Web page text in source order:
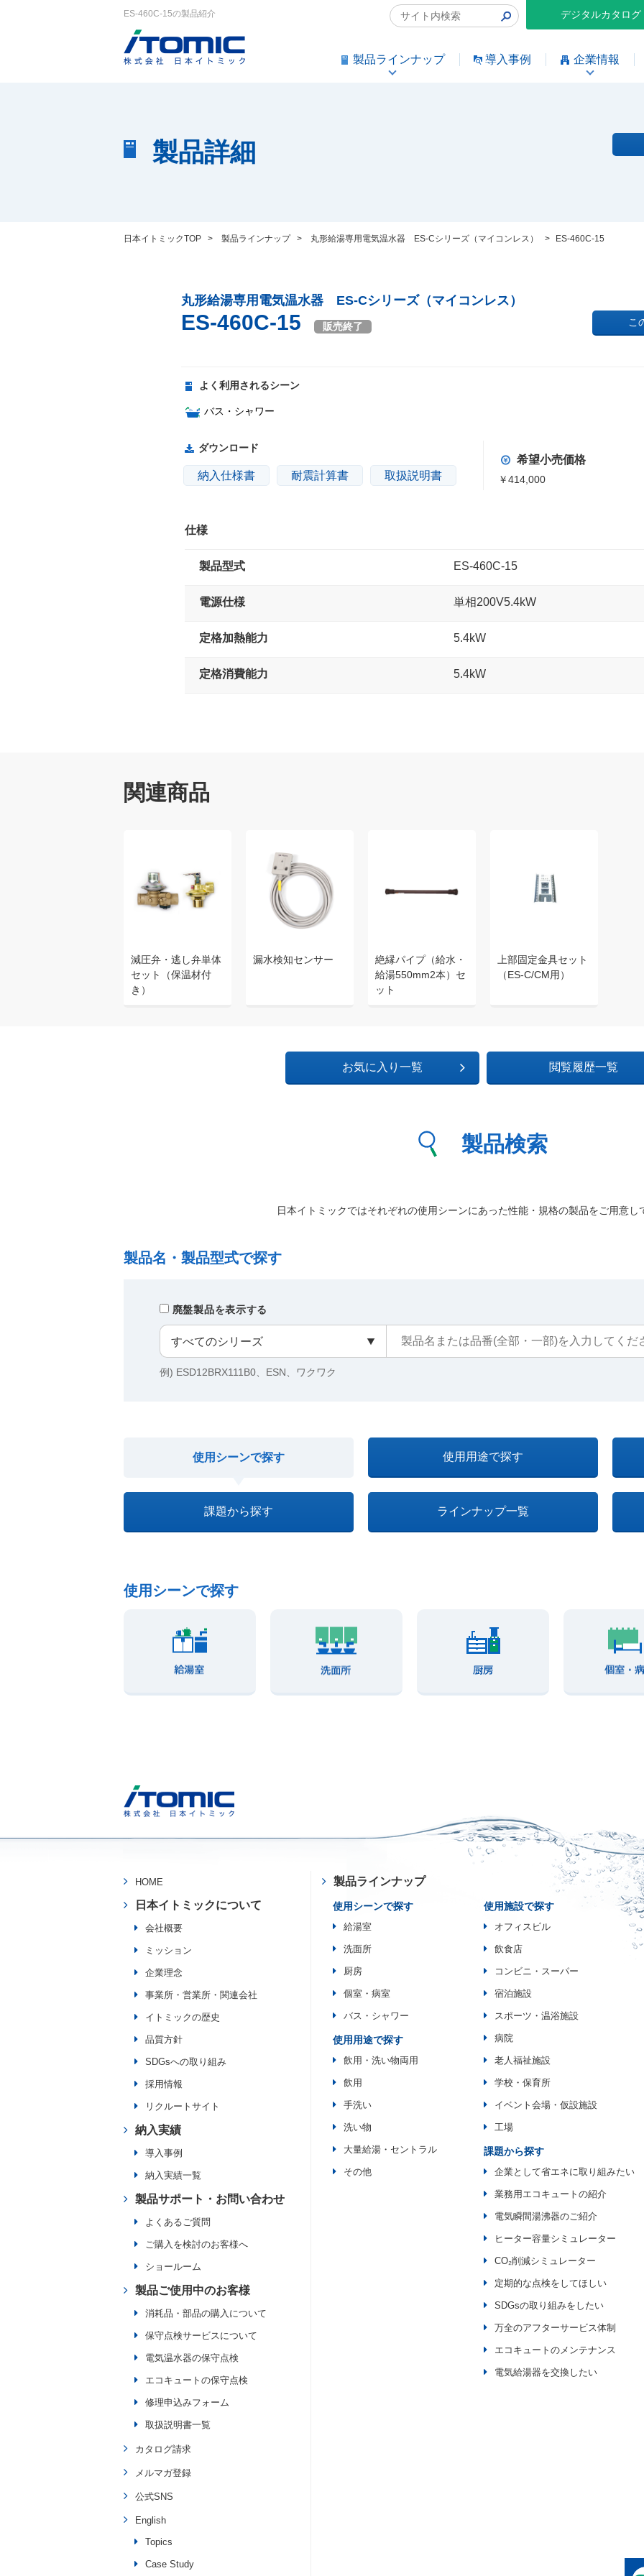
デジタルカタログ
ES-460C-15の製品紹介
製品ラインナップ 導入事例 企業情報
製品詳細
日本イトミックTOP > 製品ラインナップ > 丸形給湯専用電気温水器 ES-Cシリーズ（マイコンレス） > ES-460C-15
丸形給湯専用電気温水器 ES-Cシリーズ（マイコンレス）
ES-460C-15 販売終了 こ
よく利用されるシーン
バス・シャワー
ダウンロード
納入仕様書 耐震計算書 取扱説明書
希望小売価格
￥414,000
仕様
製品型式 ES-460C-15
電源仕様 単相200V5.4kW
定格加熱能力 5.4kW
定格消費能力 5.4kW
関連商品
減圧弁・逃し弁単体
セット（保温材付
き）
漏水検知センサー
絶縁パイプ（給水・
給湯550mm2本）セ
ット
上部固定金具セット
（ES-C/CM用）
お気に入り一覧 閲覧履歴一覧
製品検索
日本イトミックではそれぞれの使用シーンにあった性能・規格の製品をご用意し
製品名・製品型式で探す
廃盤製品を表示する
例) ESD12BRX111B0、ESN、ワクワク
使用シーンで探す 使用用途で探す
課題から探す ラインナップ一覧
使用シーンで探す
HOME
日本イトミックについて
会社概要
ミッション
企業理念
事業所・営業所・関連会社
イトミックの歴史
品質方針
SDGsへの取り組み
採用情報
リクルートサイト
納入実績
導入事例
納入実績一覧
製品サポート・お問い合わせ
よくあるご質問
ご購入を検討のお客様へ
ショールーム
製品ご使用中のお客様
消耗品・部品の購入について
保守点検サービスについて
電気温水器の保守点検
エコキュートの保守点検
修理申込みフォーム
取扱説明書一覧
カタログ請求
メルマガ登録
公式SNS
English
Topics
Case Study
製品ラインナップ
使用シーンで探す
給湯室
洗面所
厨房
個室・病室
バス・シャワー
使用用途で探す
飲用・洗い物両用
飲用
手洗い
洗い物
大量給湯・セントラル
その他
使用施設で探す
オフィスビル
飲食店
コンビニ・スーパー
宿泊施設
スポーツ・温浴施設
病院
老人福祉施設
学校・保育所
イベント会場・仮設施設
工場
課題から探す
企業として省エネに取り組みたい
業務用エコキュートの紹介
電気瞬間湯沸器のご紹介
ヒーター容量シミュレーター
CO₂削減シミュレーター
定期的な点検をしてほしい
SDGsの取り組みをしたい
万全のアフターサービス体制
エコキュートのメンテナンス
電気給湯器を交換したい